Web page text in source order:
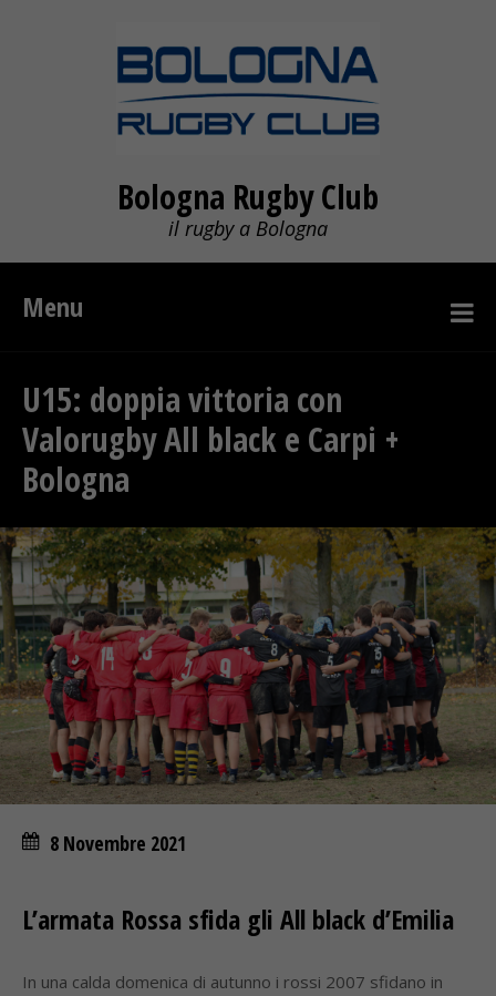
Bologna Rugby Club
il rugby a Bologna
Menu
U15: doppia vittoria con
Valorugby All black e Carpi +
Bologna
8 Novembre 2021
L’armata Rossa sfida gli All black d’Emilia
In una calda domenica di autunno i rossi 2007 sfidano in